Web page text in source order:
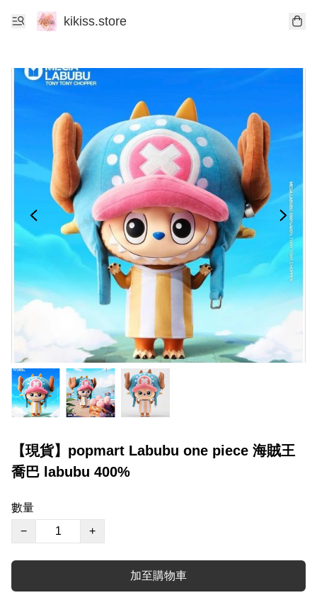
kikiss.store
【現貨】popmart Labubu one piece 海賊王
喬巴 labubu 400%
數量
−
+
加至購物車